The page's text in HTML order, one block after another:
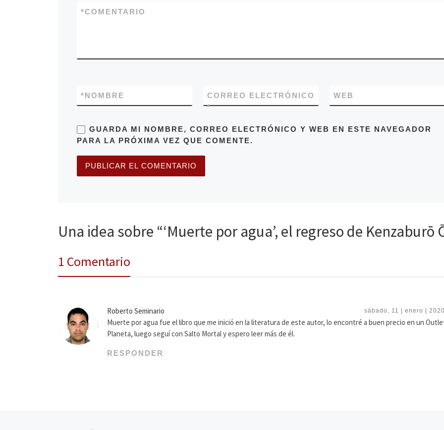
COMENTARIO
*
NOMBRE
*
CORREO ELECTRÓNICO
*
WEB
GUARDA MI NOMBRE, CORREO ELECTRÓNICO Y WEB EN ESTE NAVEGADOR
PARA LA PRÓXIMA VEZ QUE COMENTE.
Una idea sobre “‘Muerte por agua’, el regreso de Kenzaburō
1 Comentario
Roberto Seminario sábado, 11 | enero |
Muerte por agua fue el libro que me inició en la literatura de este autor, lo encontré a buen precio en un
Planeta, luego seguí con Salto Mortal y espero leer más de él.
RESPONDER